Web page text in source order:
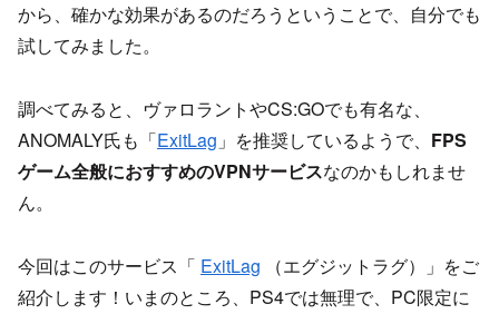
から、確かな効果があるのだろうということで、自分でも
試してみました。
調べてみると、ヴァロラントやCS:GOでも有名な、
ANOMALY氏も「ExitLag 」を推奨しているようで、 FPS
ゲーム全般におすすめのVPNサービスなのかもしれませ
ん。
今回はこのサービス「 ExitLag （エグジットラグ）」をご
紹介します！いまのところ、PS4では無理で、PC限定に